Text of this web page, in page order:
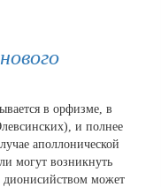
в орфизме, в
и полнее
аполлонической
могут возникнуть
дионисийством может